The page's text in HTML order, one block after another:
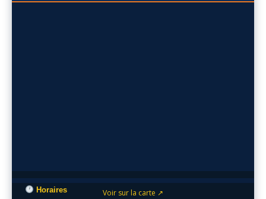
Voir sur la carte ↗
Horaires